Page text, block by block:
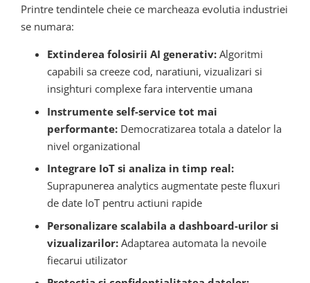
Printre tendintele cheie ce marcheaza evolutia industriei
se numara:
Extinderea folosirii AI generativ:Algoritmi
capabili sa creeze cod, naratiuni, vizualizari si
insighturi complexe fara interventie umana
Instrumente self-service tot mai
performante:Democratizarea totala a datelor la
nivel organizational
Integrare IoT si analiza in timp real:
Suprapunerea analytics augmentate peste fluxuri
de date IoT pentru actiuni rapide
Personalizare scalabila a dashboard-urilor si
vizualizarilor:Adaptarea automata la nevoile
fiecarui utilizator